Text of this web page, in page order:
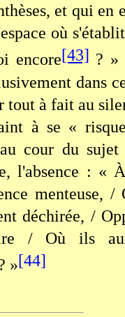
et qui
où
encore[43] ? »
dans
tout à fait au
à se «
cour du sujet
l'absence : «
menteuse,
déchirée, /
/ Où ils
»[44]